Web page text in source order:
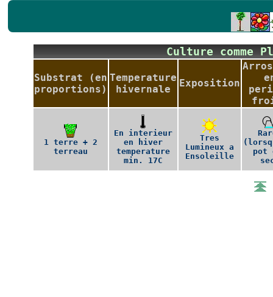
Culture
Substrat (en
proportions)
Temperature
hivernale
Exposition
1 terre + 2
terreau
En interieur
en hiver
temperature
min. 17C
Tres
Lumineux a
Ensoleille
pot